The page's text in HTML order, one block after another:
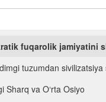
fuqarolik jamiyatini
tuzumdan sivilizatsiya
Sharq va O‘rta Osiyo